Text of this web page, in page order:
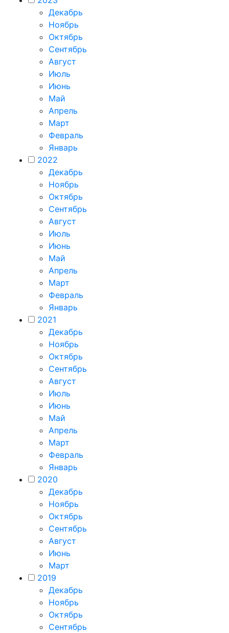
Декабрь
Ноябрь
Октябрь
Сентябрь
Август
Июль
Июнь
Май
Апрель
Март
Февраль
Январь
2022
Декабрь
Ноябрь
Октябрь
Сентябрь
Август
Июль
Июнь
Май
Апрель
Март
Февраль
Январь
2021
Декабрь
Ноябрь
Октябрь
Сентябрь
Август
Июль
Июнь
Май
Апрель
Март
Февраль
Январь
2020
Декабрь
Ноябрь
Октябрь
Сентябрь
Август
Июнь
Март
2019
Декабрь
Ноябрь
Октябрь
Сентябрь